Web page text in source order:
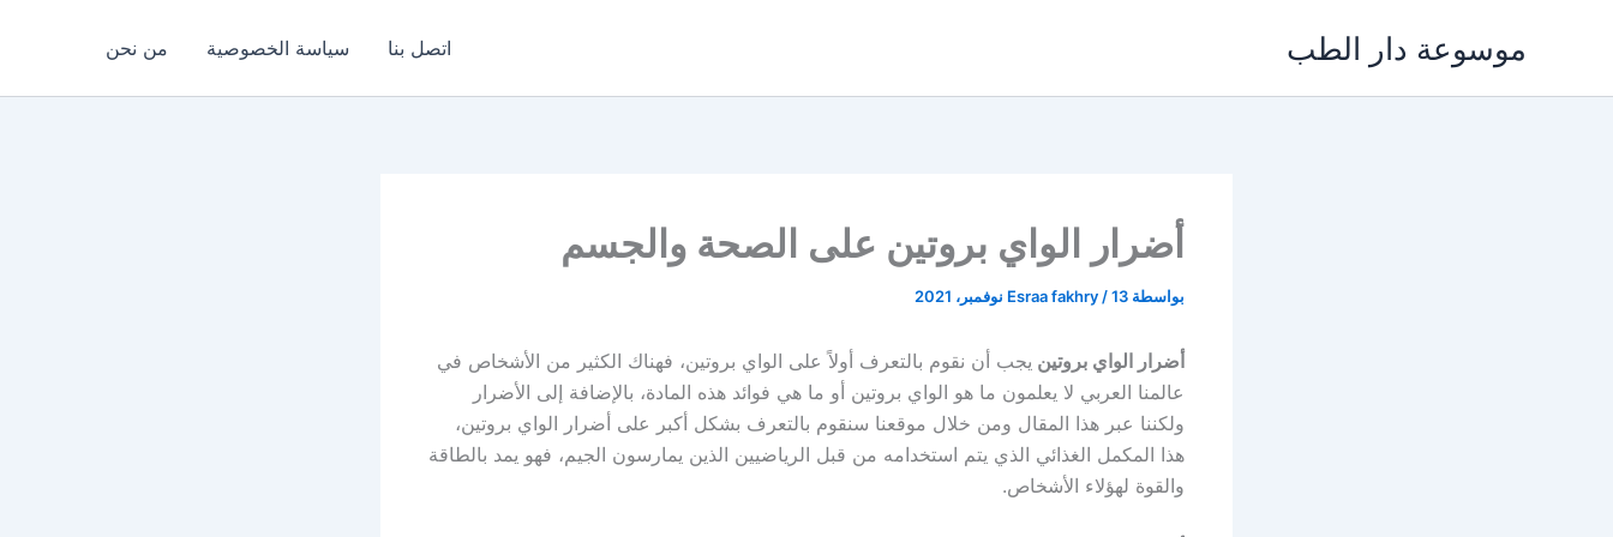
موسوعة دار الطب اتصل بنا سياسة الخصوصية من نحن
أضرار الواي بروتين على الصحة والجسم
بواسطة Esraa fakhry /13 نوفمبر، 2021
أضرار الواي بروتين يجب أن نقوم بالتعرف أولاً على الواي بروتين، فهناك الكثير من الأشخاص في
عالمنا العربي لا يعلمون ما هو الواي بروتين أو ما هي فوائد هذه المادة، بالإضافة إلى الأضرار
ولكننا عبر هذا المقال ومن خلال موقعنا سنقوم بالتعرف بشكل أكبر على أضرار الواي بروتين،
هذا المكمل الغذائي الذي يتم استخدامه من قبل الرياضيين الذين يمارسون الجيم، فهو يمد بالطاقة
والقوة لهؤلاء الأشخاص.